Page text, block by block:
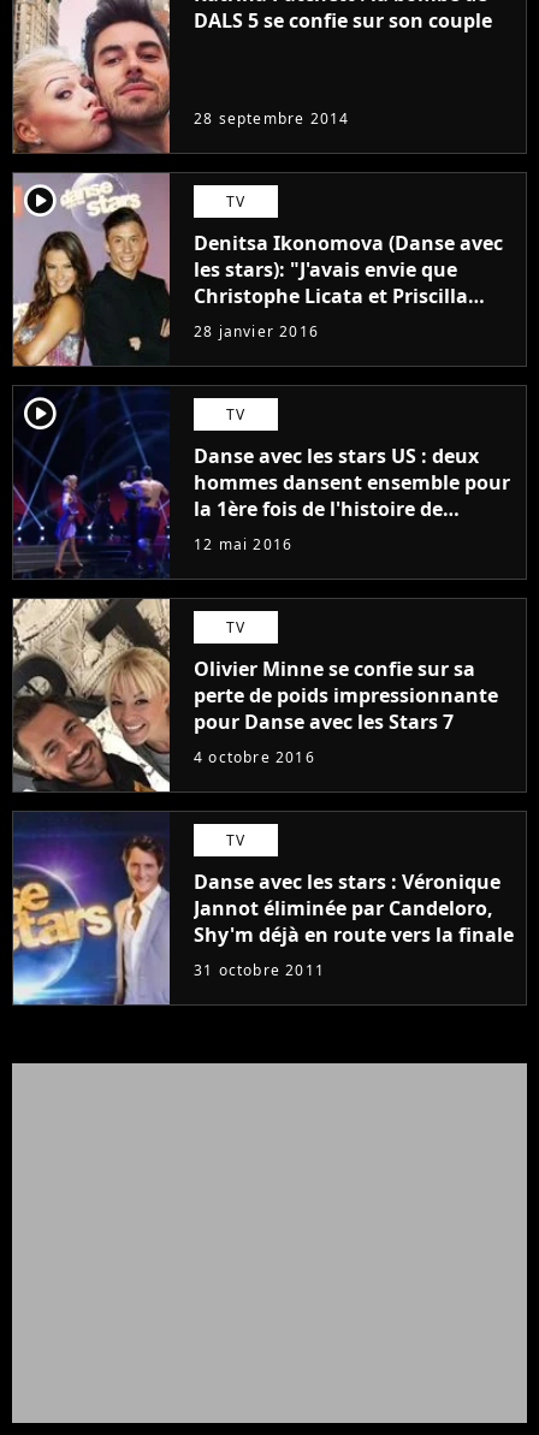
DALS 5 se confie sur son couple
28 septembre 2014
player2 TV
Denitsa Ikonomova (Danse avec
les stars): "J'avais envie que
Christophe Licata et Priscilla
gagnent"
28 janvier 2016
player2 TV
Danse avec les stars US : deux
hommes dansent ensemble pour
la 1ère fois de l'histoire de
l'émission
12 mai 2016
TV
Olivier Minne se confie sur sa
perte de poids impressionnante
pour Danse avec les Stars 7
4 octobre 2016
TV
Danse avec les stars : Véronique
Jannot éliminée par Candeloro,
Shy'm déjà en route vers la finale
31 octobre 2011